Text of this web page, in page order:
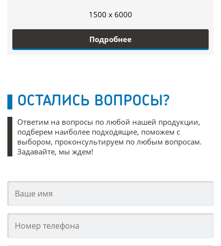
1500 x 6000
Подробнее
ОСТАЛИСЬ ВОПРОСЫ?
Ответим на вопросы по любой нашей продукции,
подберем наиболее подходящие, поможем с
выбором, проконсультируем по любым вопросам.
Задавайте, мы ждем!